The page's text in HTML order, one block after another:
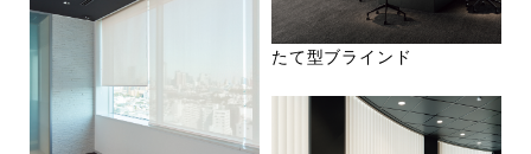
たて型ブラインド